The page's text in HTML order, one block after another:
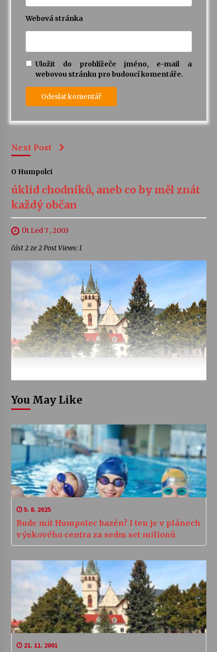
Webová stránka
Uložit do prohlížeče jméno, e-mail a
webovou stránku pro budoucí komentáře.
Next Post
O Humpolci
úklid chodníků, aneb co by měl znát
každý občan
Út Led 7 , 2003
část 2 ze 2 Post Views: 1
You May Like
5. 8. 2025
Bude mít Humpolec bazén? I ten je v plánech
výukového centra za sedm set milionů
21. 11. 2001